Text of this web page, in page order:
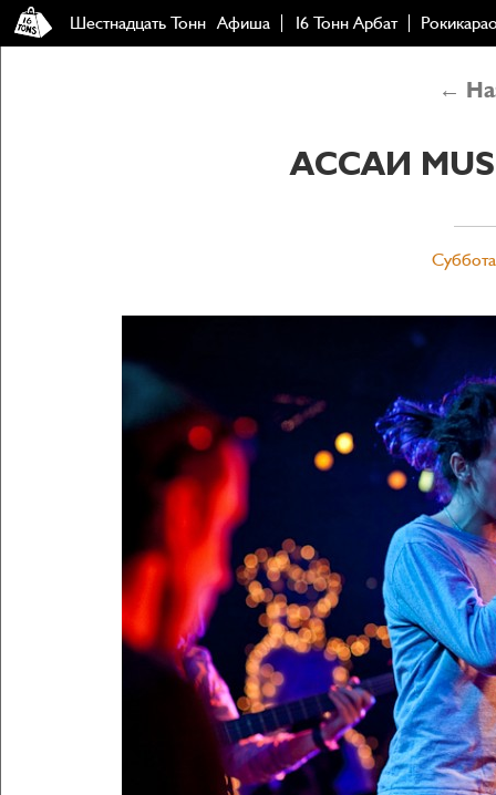
Шестнадцать Тонн Афиша 16 Тонн Арбат
←
АССАИ